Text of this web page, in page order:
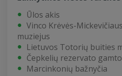
Ūlos akis
Vinco Krėvės-
muziejus
Lietuvos Totorių buities
Čepkelių rezervato
Marcinkonių bažnyčia